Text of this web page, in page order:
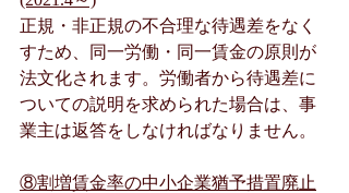
正規・非正規の不合理な待遇差をなく
すため、同一労働・同一賃金の原則が
法文化されます。労働者から待遇差に
ついての説明を求められた場合は、事
業主は返答をしなければなりません。
⑧割増賃金率の中小企業猶予措置廃止